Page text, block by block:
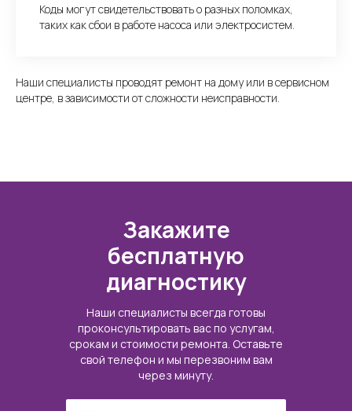
Коды могут свидетельствовать о разных поломках,
таких как сбои в работе насоса или электросистем.
Наши специалисты проводят ремонт на дому или в сервисном
центре, в зависимости от сложности неисправности.
Наши специалисты всегда готовы
проконсультировать вас по услугам,
срокам и стоимости ремонта. Оставьте
свой телефон и мы перезвоним вам
через минуту.
Закажите
бесплатную
диагностику